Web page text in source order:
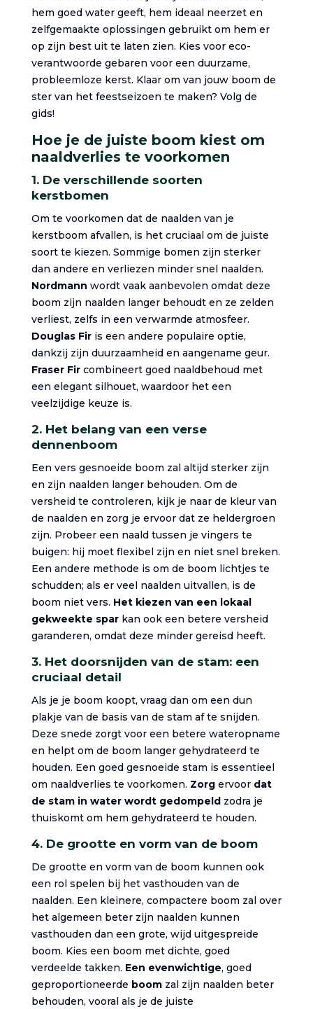
hem goed water geeft, hem ideaal neerzet en
zelfgemaakte oplossingen gebruikt om hem er
op zijn best uit te laten zien. Kies voor eco-
verantwoorde gebaren voor een duurzame,
probleemloze kerst. Klaar om van jouw boom de
ster van het feestseizoen te maken? Volg de
gids!
Hoe je de juiste boom kiest om
naaldverlies te voorkomen
1. De verschillende soorten
kerstbomen
Om te voorkomen dat de naalden van je
kerstboom afvallen, is het cruciaal om de juiste
soort te kiezen. Sommige bomen zijn sterker
dan andere en verliezen minder snel naalden.
Nordmann wordt vaak aanbevolen omdat deze
boom zijn naalden langer behoudt en ze zelden
verliest, zelfs in een verwarmde atmosfeer.
Douglas Firis een andere populaire optie,
dankzij zijn duurzaamheid en aangename geur.
Fraser Fircombineert goed naaldbehoud met
een elegant silhouet, waardoor het een
veelzijdige keuze is.
2. Het belang van een verse
dennenboom
Een vers gesnoeide boom zal altijd sterker zijn
en zijn naalden langer behouden. Om de
versheid te controleren, kijk je naar de kleur van
de naalden en zorg je ervoor dat ze heldergroen
zijn. Probeer een naald tussen je vingers te
buigen: hij moet flexibel zijn en niet snel breken.
Een andere methode is om de boom lichtjes te
schudden; als er veel naalden uitvallen, is de
boom niet vers. Het kiezen van een lokaal
gekweekte sparkan ook een betere versheid
garanderen, omdat deze minder gereisd heeft.
3. Het doorsnijden van de stam: een
cruciaal detail
Als je je boom koopt, vraag dan om een dun
plakje van de basis van de stam af te snijden.
Deze snede zorgt voor een betere wateropname
en helpt om de boom langer gehydrateerd te
houden. Een goed gesnoeide stam is essentieel
om naaldverlies te voorkomen. Zorgervoor dat
de stam in water wordt gedompeld zodra je
thuiskomt om hem gehydrateerd te houden.
4. De grootte en vorm van de boom
De grootte en vorm van de boom kunnen ook
een rol spelen bij het vasthouden van de
naalden. Een kleinere, compactere boom zal over
het algemeen beter zijn naalden kunnen
vasthouden dan een grote, wijd uitgespreide
boom. Kies een boom met dichte, goed
verdeelde takken. Een evenwichtige, goed
geproportioneerde boomzal zijn naalden beter
behouden, vooral als je de juiste